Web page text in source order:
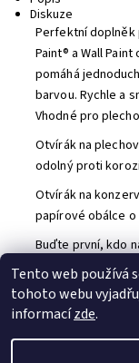
Diskuze
Perfektní doplněk
Paint® a Wall
pomáhá
barvou. Rychle a
Vhodné pro
Otvírák na
odolný proti
Otvírák na
papírové obálce o
Buďte první, kdo
Přidat
Tento web používá
tohoto webu
informacízde.